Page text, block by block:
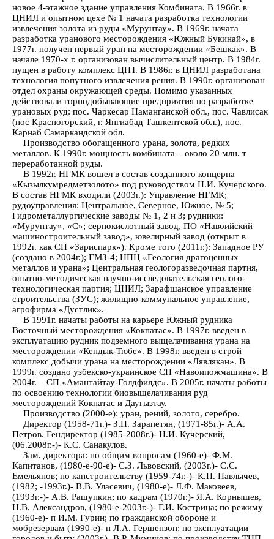
новое 4-этажное здание управления Комбината. В 1966г. в
ЦНИЛ и опытном цехе № 1 начата разработка технологии
извлечения золота из руды «Мурунтау». В 1969г. начата
разработка уранового месторождения «Южный Букинай», в
1977г. получен первый уран на месторождении «Бешкак». В
начале 1970-х г. организован вычислительный центр. В 1984г.
пущен в работу комплекс ЦПТ. В 1986г. в ЦНИЛ разработана
технология попутного извлечения рения. В 1990г. организован
отдел охраны окружающей среды. Помимо указанных
действовали горнодобывающие предприятия по разработке
урановых руд: пос. Чаркесар Наманганской обл., пос. Чавлисак
(пос Красногорский, г. Янгиабад Ташкентской обл.), пос.
Карнаб Самаркандской обл.
Производство обогащенного урана, золота, редких
металлов. К 1990г. мощность комбината – около 20 млн. т
переработанной руды.
В 1992г. НГМК вошел в состав созданного концерна
«Кызылкумредметзолото» под руководством Н.И. Кучерского.
В состав НГМК входили (2003г.): Управление НГМК;
рудоуправления: Центральное, Северное, Южное, № 5;
Гидрометаллургические заводы № 1, 2 и 3; рудники:
«Мурунтау», «С»; сернокислотный завод, ПО «Навоийский
машиностроительный завод», ювелирный завод (открыт в
1992г. как СП «Зариспарк»). Кроме того (2011г.): Западное РУ
(создано в 2004г.); ГМЗ-4; НПЦ «Геология драгоценных
металлов и урана»; Центральная геологоразведочная партия,
опытно-методическая научно-исследовательская геолого-
технологическая партия; ЦНИЛ; Зарафшанское управление
строительства (ЗУС); жилищно-коммунальное управление,
агрофирма «Дустлик».
В 1991г. начаты работы на карьере Южный рудника
Восточный месторождения «Кокпатас». В 1997г. введен в
эксплуатацию рудник подземного выщелачивания урана на
месторождении «Кендык-Тюбе». В 1998г. введен в строй
комплекс добычи урана на месторождении «Лявлякан». В
1999г. создано узбекско-украинское СП «Навоипожмашина». В
2004г. – СП «Амантайтау-Голдфилдс». В 2005г. начаты работы
по освоению технологии биовыщелачивания руд
месторождений Кокпатас и Даугызтау.
Производство (2000-е): уран, рений, золото, серебро.
Директор (1958-71г.)- З.П. Зарапетян, (1971-85г.)- А.А.
Петров. Гендиректор (1985-2008г.)- Н.И. Кучерский,
(06.2008г.-)- К.С. Санакулов.
Зам. директора: по общим вопросам (1960-е)- Ф.М.
Капитанов, (1980-е-90-е)- С.З. Львовский, (2003г.)- С.С.
Емельянов; по капстроительству (1959-74г.-)- К.П. Павлычев,
(1982; -1993г.)- В.В. Уласевич, (1980-е)- Л.Ф. Маковеев,
(1993г.-)- А.В. Ращупкин; по кадрам (1970г.)- Я.А. Корнышев,
Н.В. Александров, (1980-е-2003г.-)- Г.И. Кострица; по режиму
(1960-е)- п И.М. Гурин; по гражданской обороне и
мобрезервам (1990-е)- п Л.А. Гершензон; по эксплуатации